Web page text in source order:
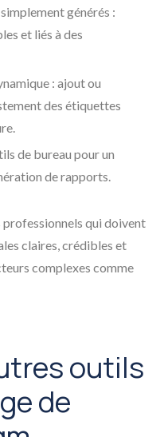
générés :
et liés à des
: ajout ou
des étiquettes
de bureau pour un
de rapports.
qui doivent
claires, crédibles et
complexes comme
outils
de